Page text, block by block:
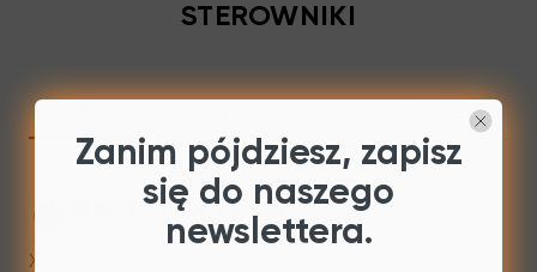
STEROWNIKI
Mac 10.13 or newer
XPPenMac_4.0.18_260723
Zanim pójdziesz, zapisz
się do naszego
newslettera.